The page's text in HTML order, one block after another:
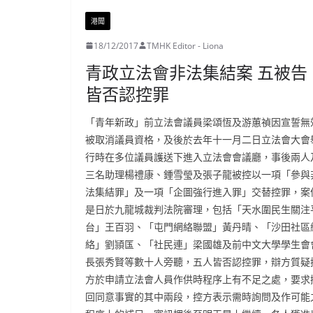
港聞
18/12/2017 TMHK Editor - Liona
青政立法會非法集結案 五被告
皆否認控罪
「青年新政」前立法會議員梁頌恆及游蕙禎因宣誓無
被取消議員資格，及後於去年十一月二日立法會大會
行時在多位議員護送下進入立法會會議廳，事後兩人
三名助理楊禮康、鍾雪瑩及張子龍被控以一項「參與
法集結罪」及一項「企圖強行進入罪」交替控罪，案
是日於九龍城裁判法院審理，包括「天水圍民生關注
台」王百羽、「屯門網絡聯盟」黃丹晴、「沙田社區
絡」劉頴匤、「社民連」梁國雄及前中文大學學生會
長張秀賢等數十人旁聽，五人皆否認控罪，辯方質疑
方於申請立法會人員作供時程序上有不足之處，要求
回同意事實的其中兩段，控方表示需時詢問及作可能